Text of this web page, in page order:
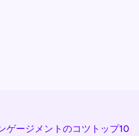
ゲージメントのコツトップ10